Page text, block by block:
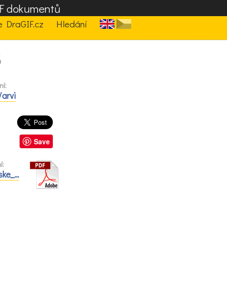
dokumentů
DraGIF.cz Hledání
Save